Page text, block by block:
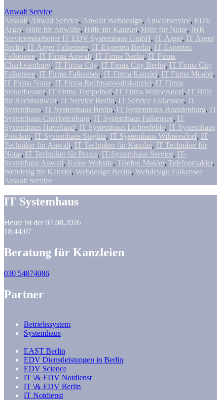
Anwalt Service
Anwalt, Anwalt Service, Anwalt Webdesign, Anwaltservice, EDV
Ärger, Hilfe für Anwälte, Hilfe für Kanzlei, Hilfe für Notar, IHR
Servicemitarbeiter IT EDV Systemhaus GmbH, IT Ärger, IT Ärger
Berlin, IT Ärger Falkensee, IT Experten Berlin, IT Experten
Falkensee, IT Firma Anwalt, IT Firma Berlin, IT Firma
Charlottenburg, IT Firma City, IT Firma City Berlin, IT Firma City
Falkensee, IT Firma Falkensee, IT Firma Kanzlei, IT Firma Moabit,
IT Firma Notar, IT Firma Rechtsanwaltskanzlei, IT Firma
Steuerberater, IT Firma Tempelhof, IT Firma Wilmersdorf, IT Hilfe
für Rechtsanwalt, IT Service Berlin, IT Service Falkensee, IT
Systemhaus, IT Systemhaus Berlin, IT Systemhaus Brandenburg, IT
Systemhaus Charlottenburg, IT Systemhaus Falkensee, IT
Systemhaus Havelland , IT Systemhaus Lichterfelde, IT Systemhaus
Potsdam, IT Systemhaus Steglitz, IT Systemhaus Wilmersdorf, IT
Techniker für Anwalt, IT Techniker für Kanzlei, IT Techniker für
Notar, IT Techniker für Praxis, IT-Systemhaus Service, IT-
Systenhaus Anwalt, Keine Website, Telefon Makler, Telefonmakler,
Webdesig für Kanzlei, Webdesign Berlin, Webdesign Falkensee
Anwalt Service
IT Systemhaus
Heute ist der 07.08.2026
18:44:07
Beratung für Kanzleien
030 54874086
Partner
Betriebssystem
Systemhaus
EAST Berlin
EDV Dienstleistungen in Berlin
EDV Science
IT \& EDV Notdienst
IT \& EDV Berlin
IT Notdienst